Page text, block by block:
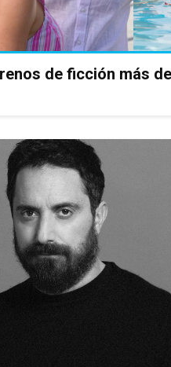
de ficción más